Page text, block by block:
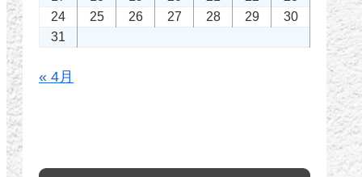
24
25 26 27 28 29
30
31
« 4月